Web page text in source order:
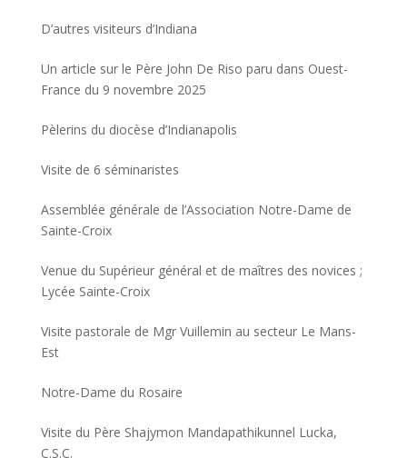
D’autres visiteurs d’Indiana
Un article sur le Père John De Riso paru dans Ouest-
France du 9 novembre 2025
Pèlerins du diocèse d’Indianapolis
Visite de 6 séminaristes
Assemblée générale de l’Association Notre-Dame de
Sainte-Croix
Venue du Supérieur général et de maîtres des novices ;
Lycée Sainte-Croix
Visite pastorale de Mgr Vuillemin au secteur Le Mans-
Est
Notre-Dame du Rosaire
Visite du Père Shajymon Mandapathikunnel Lucka,
C.S.C.